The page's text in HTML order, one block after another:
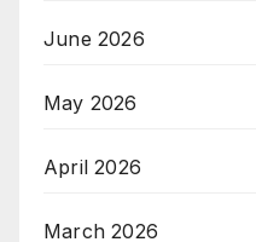
June 2026
May 2026
April 2026
March 2026